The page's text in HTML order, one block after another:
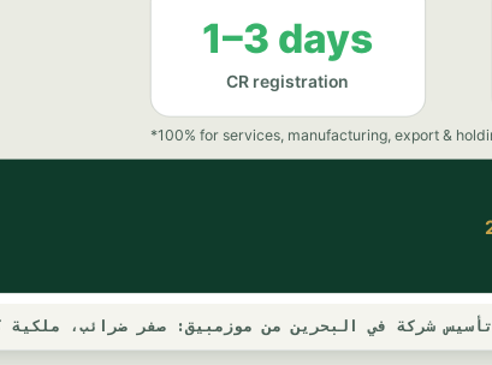
تأسيس شركة في البحرين من موزمبيق: صفر ضرائب،